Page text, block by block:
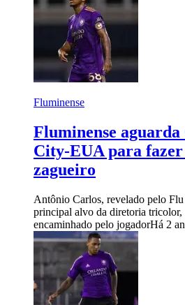
Fluminense
Fluminense
City-EUA para
zagueiro
Antônio Carlos, revelado pelo Flu
principal alvo da diretoria tricolor,
encaminhado pelo jogadorHá 2